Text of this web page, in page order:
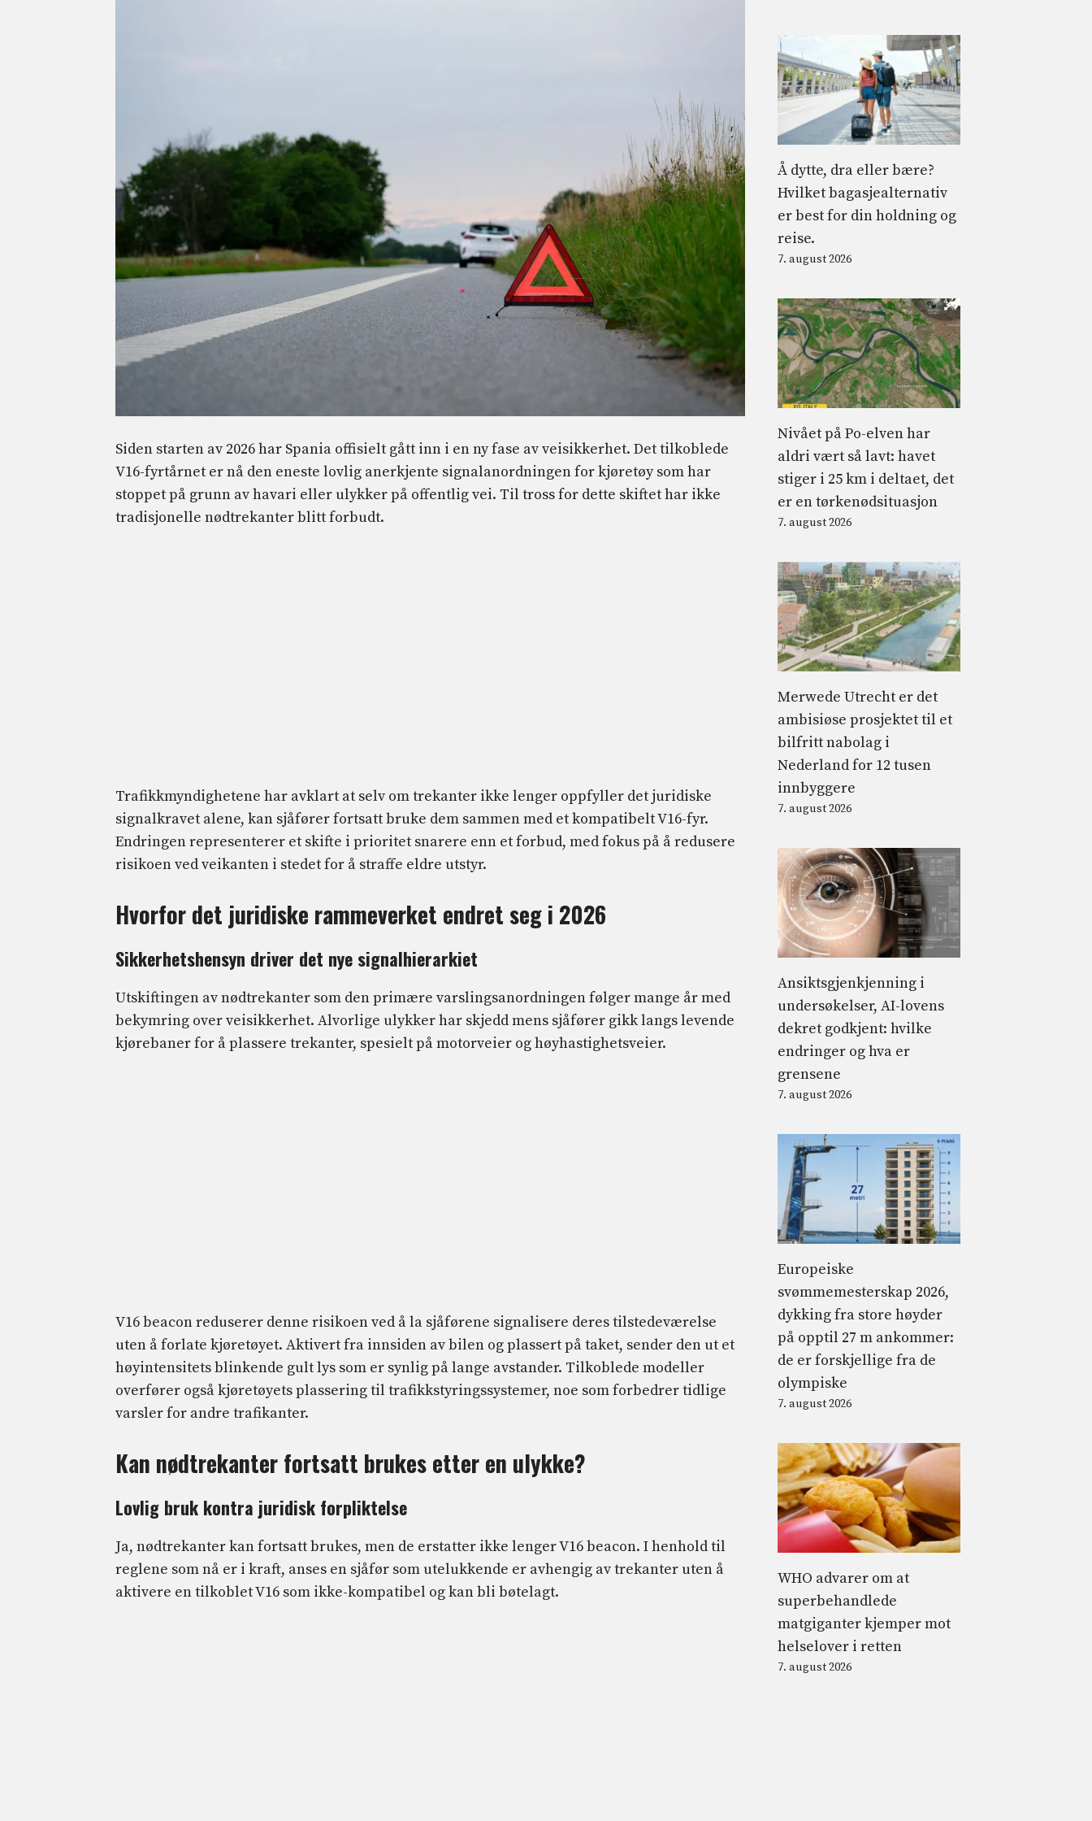
Siden starten av 2026 har Spania offisielt gått inn i en ny fase av veisikkerhet. Det tilkoblede
V16-fyrtårnet er nå den eneste lovlig anerkjente signalanordningen for kjøretøy som har
stoppet på grunn av havari eller ulykker på offentlig vei. Til tross for dette skiftet har ikke
tradisjonelle nødtrekanter blitt forbudt.
Trafikkmyndighetene har avklart at selv om trekanter ikke lenger oppfyller det juridiske
signalkravet alene, kan sjåfører fortsatt bruke dem sammen med et kompatibelt V16-fyr.
Endringen representerer et skifte i prioritet snarere enn et forbud, med fokus på å redusere
risikoen ved veikanten i stedet for å straffe eldre utstyr.
Hvorfor det juridiske rammeverket endret seg i 2026
Sikkerhetshensyn driver det nye signalhierarkiet
Utskiftingen av nødtrekanter som den primære varslingsanordningen følger mange år med
bekymring over veisikkerhet. Alvorlige ulykker har skjedd mens sjåfører gikk langs levende
kjørebaner for å plassere trekanter, spesielt på motorveier og høyhastighetsveier.
V16 beacon reduserer denne risikoen ved å la sjåførene signalisere deres tilstedeværelse
uten å forlate kjøretøyet. Aktivert fra innsiden av bilen og plassert på taket, sender den ut et
høyintensitets blinkende gult lys som er synlig på lange avstander. Tilkoblede modeller
overfører også kjøretøyets plassering til trafikkstyringssystemer, noe som forbedrer tidlige
varsler for andre trafikanter.
Kan nødtrekanter fortsatt brukes etter en ulykke?
Lovlig bruk kontra juridisk forpliktelse
Ja, nødtrekanter kan fortsatt brukes, men de erstatter ikke lenger V16 beacon. I henhold til
reglene som nå er i kraft, anses en sjåfør som utelukkende er avhengig av trekanter uten å
aktivere en tilkoblet V16 som ikke-kompatibel og kan bli bøtelagt.
Å dytte, dra eller bære?
Hvilket bagasjealternativ
er best for din holdning og
reise.
7. august 2026
Nivået på Po-elven har
aldri vært så lavt: havet
stiger i 25 km i deltaet, det
er en tørkenødsituasjon
7. august 2026
Merwede Utrecht er det
ambisiøse prosjektet til et
bilfritt nabolag i
Nederland for 12 tusen
innbyggere
7. august 2026
Ansiktsgjenkjenning i
undersøkelser, AI-lovens
dekret godkjent: hvilke
endringer og hva er
grensene
7. august 2026
Europeiske
svømmemesterskap 2026,
dykking fra store høyder
på opptil 27 m ankommer:
de er forskjellige fra de
olympiske
7. august 2026
WHO advarer om at
superbehandlede
matgiganter kjemper mot
helselover i retten
7. august 2026